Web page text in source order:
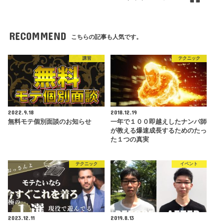
RECOMMEND こちらの記事も人気です。
講習
2022.9.18
無料モテ個別面談のお知らせ
テクニック
2018.12.19
一年で１００即越えしたナンパ師
が教える爆速成長するためのたっ
た１つの真実
テクニック
2023.12.11
イベント
2019.8.13